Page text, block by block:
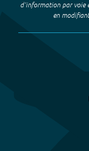
d’information par voie
en